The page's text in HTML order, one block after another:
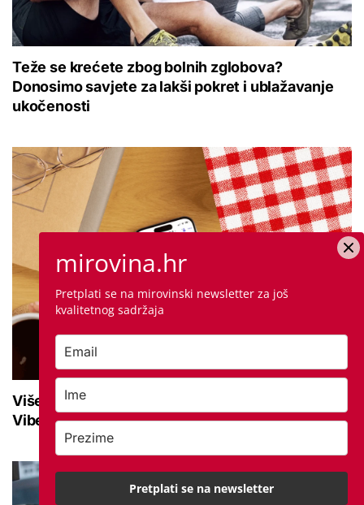
Teže se krećete zbog bolnih zglobova?
Donosimo savjete za lakši pokret i ublažavanje
ukočenosti
Više od 10.500 korisnika prati mirovina.hr na
Viberu: Uključite se i ostanite informirani
mirovina.hr
Pretplati se na mirovinski newsletter za još
kvalitetnog sadržaja
Pretplati se na newsletter